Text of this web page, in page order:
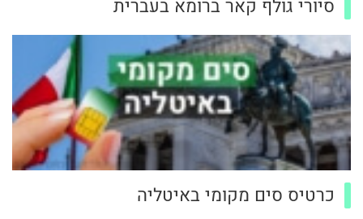
סיורי גולף קאר ברומא בעברית
כרטיס סים מקומי באיטליה